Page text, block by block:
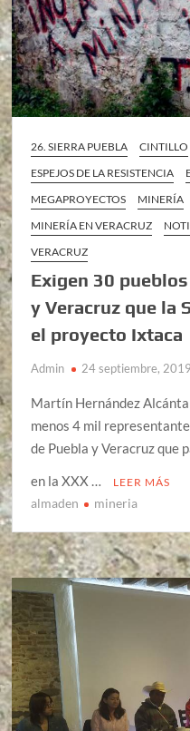
26. SIERRA PUEBLA CINTILLO
ESPEJOS DE LA RESISTENCIA
MEGAPROYECTOS
MINERÍA
MINERÍA EN VERACRUZ
VERACRUZ
Exigen 30
y Veracruz que la
el proyecto Ixtaca
Admin 24 septiembre, 2019
Martín Hernández
menos 4 mil
de Puebla y Veracruz que
en la XXX …
LEER MÁS
almaden mineria